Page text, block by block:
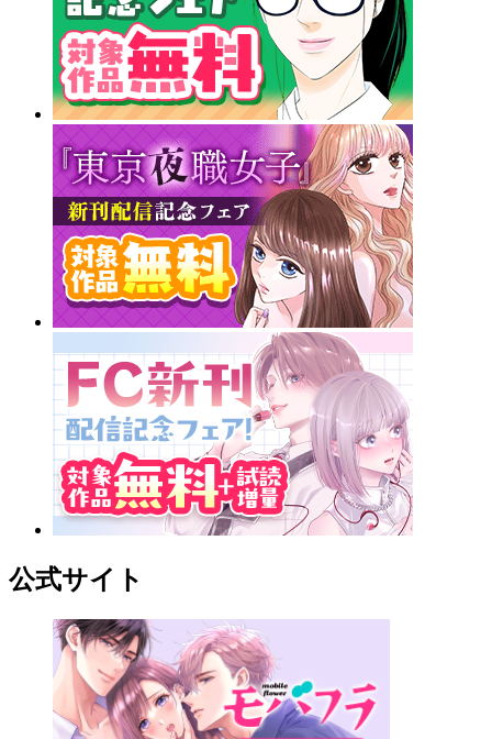
公式サイト